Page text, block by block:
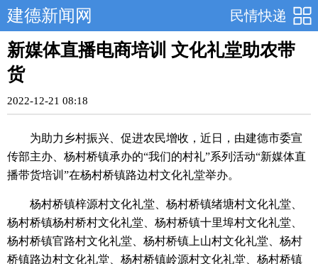
民情快递
建德新闻网
新媒体直播电商培训 文化礼堂助农带
货
2022-12-21 08:18
为助力乡村振兴、促进农民增收，近日，由建德市委宣
传部主办、杨村桥镇承办的“我们的村礼”系列活动“新媒体直
播带货培训”在杨村桥镇路边村文化礼堂举办。
杨村桥镇梓源村文化礼堂、杨村桥镇绪塘村文化礼堂、
杨村桥镇杨村桥村文化礼堂、杨村桥镇十里埠村文化礼堂、
杨村桥镇官路村文化礼堂、杨村桥镇上山村文化礼堂、杨村
桥镇路边村文化礼堂、杨村桥镇岭源村文化礼堂、杨村桥镇